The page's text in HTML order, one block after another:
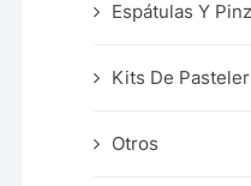
Espátulas Y
Kits De
Otros